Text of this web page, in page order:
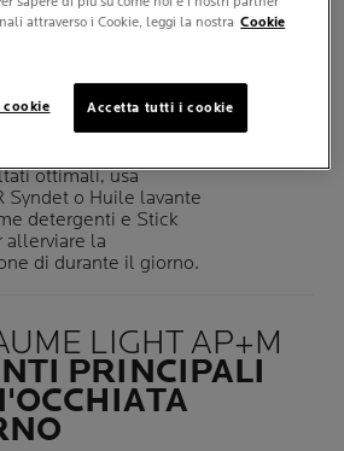
ottimali, usa
Syndet o Huile lavante
detergenti e Stick
allerviare la
di durante il giorno.
LIGHT AP+M
PRINCIPALI
attraverso i Cookie, leggi la nostra Cookie
cookie Accetta tutti i cookie